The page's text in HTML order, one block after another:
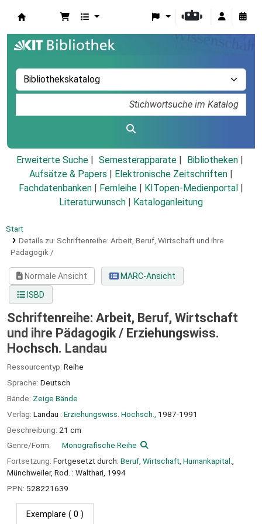
Erweiterte Suche Semesterapparate
Bibliotheken
Aufsätze & Papers
Elektronische Zeitschriften
Fachdatenbanken
Fernleihe KITopen-Medienportal
Literaturwunsch
Kataloganleitung
Start
Details zu: Schriftenreihe: Arbeit, Beruf, Wirtschaft und ihre
Pädagogik /
Normale Ansicht
MARC-Ansicht
ISBD
Schriftenreihe: Arbeit, Beruf, Wirtschaft
und ihre Pädagogik / Erziehungswiss.
Hochsch. Landau
Ressourcentyp: Reihe
Sprache: Deutsch
Bände: Zeige Bände
Verlag: Landau : Erziehungswiss. Hochsch.,
1987-1991
Beschreibung: 21 cm
Genre/Form:
Monografische Reihe
Fortsetzung: Fortgesetzt durch: Beruf, Wirtschaft, Humankapital.
Münchweiler, Rod. : Walthari, 1994
PPN: 528221639
Exemplare ( 0 )